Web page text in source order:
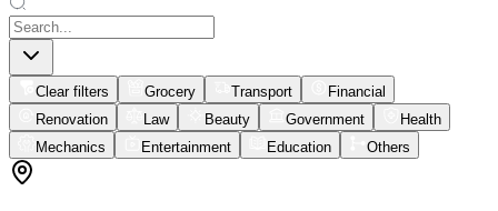
Clear filters Grocery Transport
Financial
Renovation
Law Beauty Government
Health
Mechanics
Entertainment Education Others